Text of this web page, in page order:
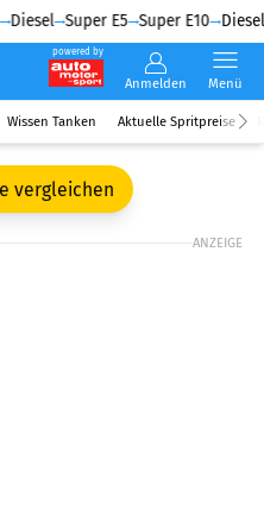
Diesel Super E5 Super E10 Diesel
powered by
Anmelden Menü
Wissen Tanken Aktuelle Spritpreise
vergleichen
ANZEIGE